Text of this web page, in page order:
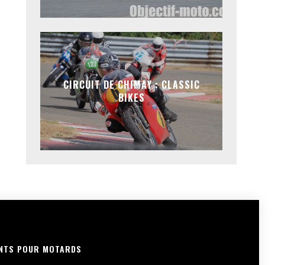
CIRCUIT DE CHIMAY : CLASSIC
BIKES
POUR MOTARDS